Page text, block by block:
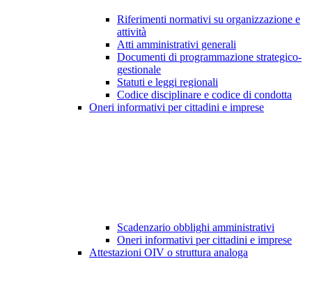
Riferimenti normativi su organizzazione e
attività
Atti amministrativi generali
Documenti di programmazione strategico-
gestionale
Statuti e leggi regionali
Codice disciplinare e codice di condotta
Oneri informativi per cittadini e imprese
Scadenzario obblighi amministrativi
Oneri informativi per cittadini e imprese
Attestazioni OIV o struttura analoga